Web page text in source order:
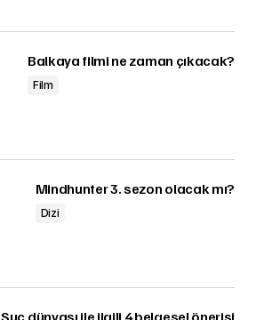
Balkaya filmi ne zaman çıkacak?
Film
Mindhunter 3. sezon olacak mı?
Dizi
Suç dünyası ile ilgili 4 belgesel önerisi